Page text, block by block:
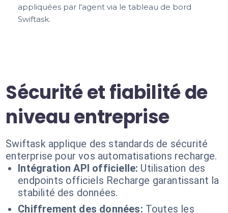
appliquées par l'agent via le tableau de bord
Swiftask.
Sécurité et fiabilité de
niveau entreprise
Swiftask applique des standards de sécurité
enterprise pour vos automatisations recharge.
Intégration API officielle: Utilisation des
endpoints officiels Recharge garantissant la
stabilité des données.
Chiffrement des données: Toutes les